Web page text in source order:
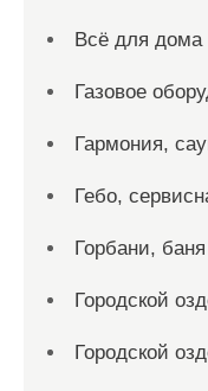
Всё для дома
Газовое
Гармония,
Гебо,
Горбани,
Городской
Городской